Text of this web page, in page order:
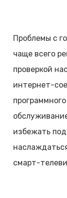
Проблемы с
чаще всего
проверкой
интернет-
избежать
смарт-